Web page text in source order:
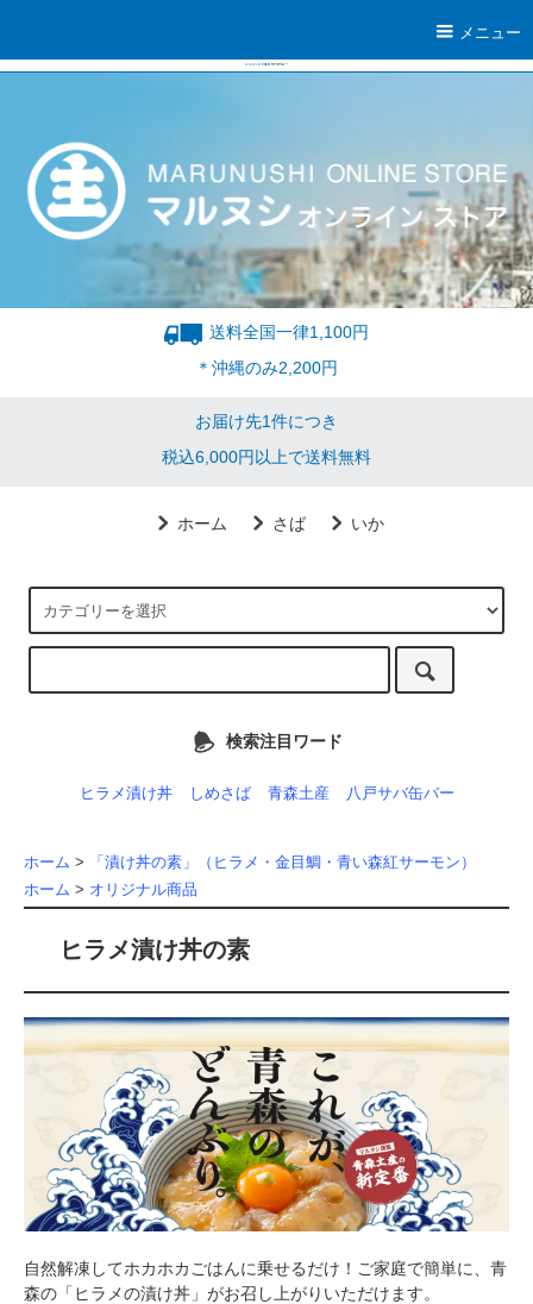
メニュー
送料全国一律1,100円
＊沖縄のみ2,200円
お届け先1件につき
税込6,000円以上で送料無料
ホーム さば いか
検索注目ワード
ヒラメ漬け丼 しめさば 青森土産 八戸サバ缶バー
ホーム >
「漬け丼の素」（ヒラメ・金目鯛・青い森紅サーモン）
ホーム > オリジナル商品
ヒラメ漬け丼の素
自然解凍してホカホカごはんに乗せるだけ！ご家庭で簡単に、青
森の「ヒラメの漬け丼」がお召し上がりいただけます。